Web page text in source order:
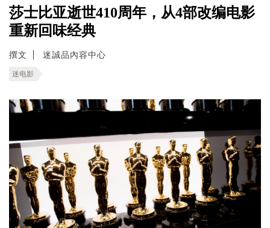
莎士比亚逝世410周年，从4部改编电影
重新回味经典
撰文 迷誠品內容中心
迷电影